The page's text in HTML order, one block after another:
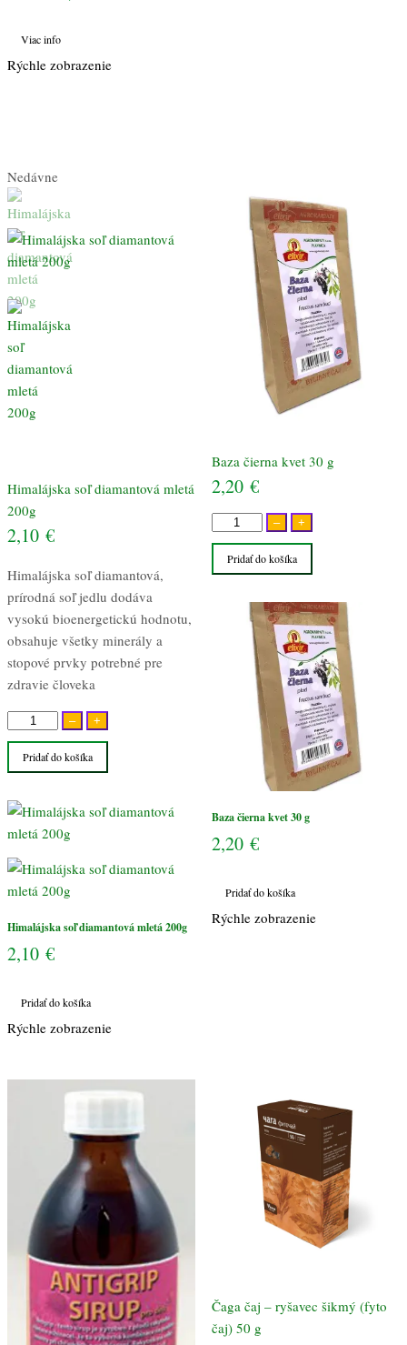
z 5
bola:
7,50 €.6,50 €.
Viac info
Rýchle zobrazenie
Nedávne
Himalájska soľ diamantová mletá
200g
2,10 €
Himalájska soľ diamantová,
prírodná soľ jedlu dodáva
vysokú bioenergetickú hodnotu,
obsahuje všetky minerály a
stopové prvky potrebné pre
zdravie človeka
–
množstvo
Himalájska
mletá
200g
+
Pridať do košíka
Himalájska soľ diamantová mletá 200g
2,10 €
Pridať do košíka
Rýchle zobrazenie
Baza čierna kvet 30 g
2,20 €
–
množstvo
Baza
čierna
+
Pridať do košíka
Baza čierna kvet 30 g
2,20 €
Pridať do košíka
Rýchle zobrazenie
Čaga čaj – ryšavec šikmý (fyto
čaj) 50 g